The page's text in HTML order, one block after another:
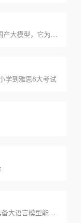
DeepSeek是一款引人注目的国产大模型，它为用户带来了全新的智能体验。以先进的技术为支撑，在智能领域展现出独特魅力，吸引着众多用户探索使用。
学到雅思8大考试
WPS AI是由金山办公发布的具备大语言模型能力的人工智能应用，为用户提供智能文档写作、阅读理解和问。